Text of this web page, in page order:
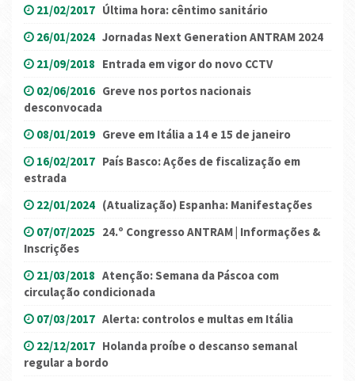
21/02/2017 Última hora: cêntimo sanitário
26/01/2024 Jornadas Next Generation ANTRAM 2024
21/09/2018 Entrada em vigor do novo CCTV
02/06/2016 Greve nos portos nacionais
desconvocada
08/01/2019 Greve em Itália a 14 e 15 de janeiro
16/02/2017 País Basco: Ações de fiscalização em
estrada
22/01/2024 (Atualização) Espanha: Manifestações
07/07/2025 24.º Congresso ANTRAM | Informações &
Inscrições
21/03/2018 Atenção: Semana da Páscoa com
circulação condicionada
07/03/2017 Alerta: controlos e multas em Itália
22/12/2017 Holanda proíbe o descanso semanal
regular a bordo